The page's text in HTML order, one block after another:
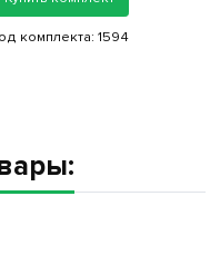
комплекта:1594